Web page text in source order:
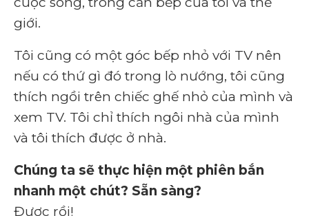
giới.
Tôi cũng có một góc bếp nhỏ với TV nên
nếu có thứ gì đó trong lò nướng, tôi cũng
thích ngồi trên chiếc ghế nhỏ của mình và
xem TV. Tôi chỉ thích ngôi nhà của mình
và tôi thích được ở nhà.
Chúng ta sẽ thực hiện một phiên bắn
nhanh một chút? Sẵn sàng?
Được rồi!